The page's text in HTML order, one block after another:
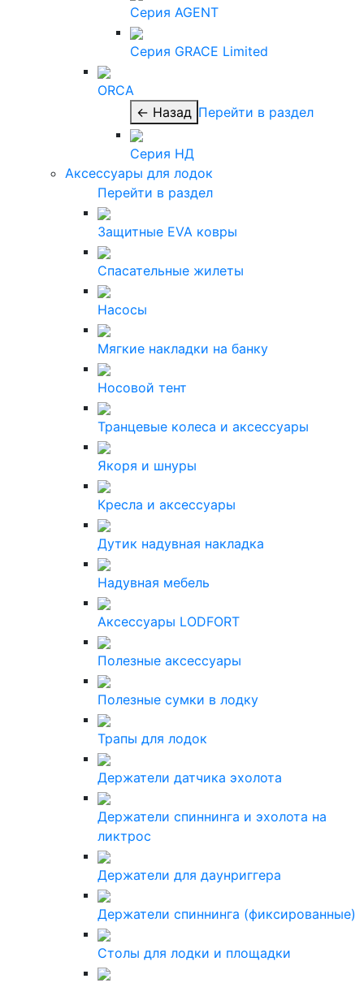
Серия AGENT
Серия GRACE Limited
ORCA
← Назад Перейти в раздел
Серия НД
Аксессуары для лодок
Перейти в раздел
Защитные EVA ковры
Спасательные жилеты
Насосы
Мягкие накладки на банку
Носовой тент
Транцевые колеса и аксессуары
Якоря и шнуры
Кресла и аксессуары
Дутик надувная накладка
Надувная мебель
Аксессуары LODFORT
Полезные аксессуары
Полезные сумки в лодку
Трапы для лодок
Держатели датчика эхолота
Держатели спиннинга и эхолота на
ликтрос
Держатели для даунриггера
Держатели спиннинга (фиксированные)
Столы для лодки и площадки